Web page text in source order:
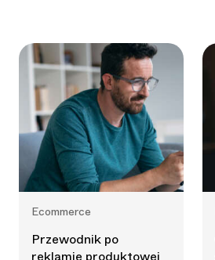
Ecommerce
Przewodnik po